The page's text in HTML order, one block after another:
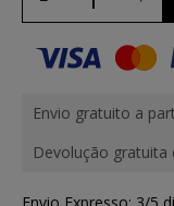
Envio gratuito a
Devolução gratuita